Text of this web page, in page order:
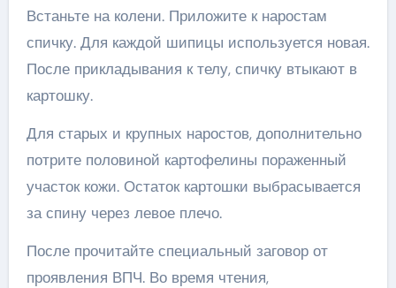
Встаньте на колени. Приложите к наростам
спичку. Для каждой шипицы используется новая.
После прикладывания к телу, спичку втыкают в
картошку.
Для старых и крупных наростов, дополнительно
потрите половиной картофелины пораженный
участок кожи. Остаток картошки выбрасывается
за спину через левое плечо.
После прочитайте специальный заговор от
проявления ВПЧ. Во время чтения,